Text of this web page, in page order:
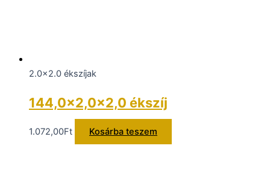
2.0x2.0 ékszíjak
144,0×2,0×2,0 ékszíj
1.072,00Ft Kosárba teszem